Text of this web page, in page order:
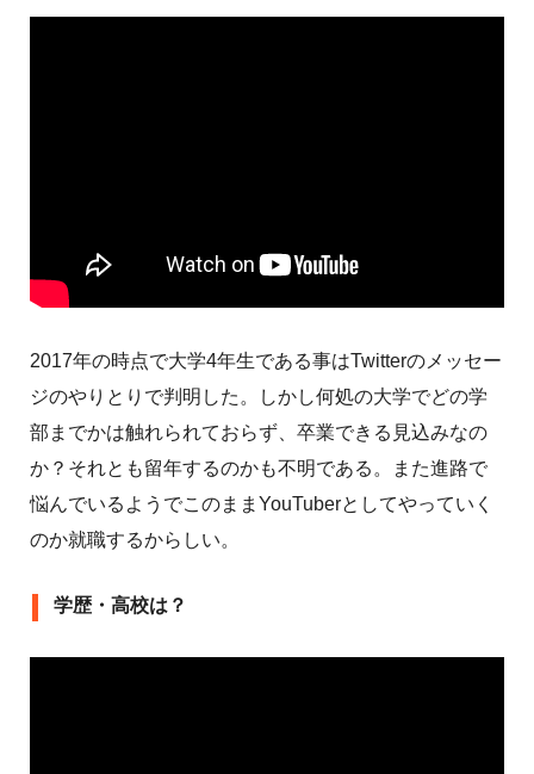
2017年の時点で大学4年生である事はTwitterのメッセー
ジのやりとりで判明した。しかし何処の大学でどの学
部までかは触れられておらず、卒業できる見込みなの
か？それとも留年するのかも不明である。また進路で
悩んでいるようでこのままYouTuberとしてやっていく
のか就職するからしい。
学歴・高校は？